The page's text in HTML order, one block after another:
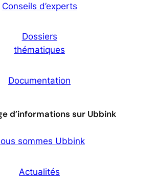
Conseils d’experts
Dossiers
thématiques
Documentation
d’informations sur Ubbink
sommes Ubbink
Actualités